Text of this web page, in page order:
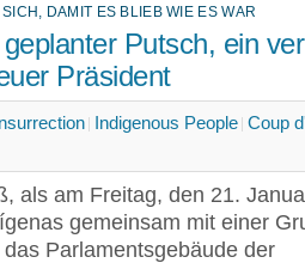
DAMIT ES BLIEB WIE ES WAR
Putsch, ein
Präsident
Indigenous People Coup
als am Freitag, den 21.
gemeinsam mit einer
Parlamentsgebäude der